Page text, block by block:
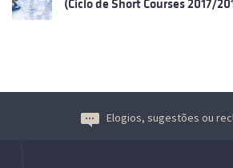
(Ciclo de Short Courses 2017/
Elogios, sugestões ou